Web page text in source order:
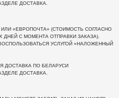
ДОСТАВКА.
«ЕВРОПОЧТА» (СТОИМОСТЬ СОГЛАСНО
С МОМЕНТА ОТПРАВКИ ЗАКАЗА).
УСЛУГОЙ «НАЛОЖЕННЫЙ
ДОСТАВКА ПО БЕЛАРУСИ
ДОСТАВКА.